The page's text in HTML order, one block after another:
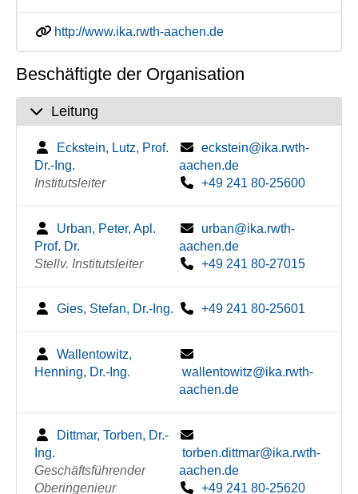
http://www.ika.rwth-aachen.de
Beschäftigte der Organisation
Leitung
Eckstein, Lutz, Prof.
Dr.-Ing.
Institutsleiter
eckstein@ika.rwth-
aachen.de
+49 241 80-25600
Urban, Peter, Apl.
Prof. Dr.
Stellv. Institutsleiter
urban@ika.rwth-
aachen.de
+49 241 80-27015
Gies, Stefan, Dr.-Ing. +49 241 80-25601
Wallentowitz,
Henning, Dr.-Ing.
wallentowitz@ika.rwth-
aachen.de
Dittmar, Torben, Dr.-
Ing.
Geschäftsführender
Oberingenieur
torben.dittmar@ika.rwth-
aachen.de
+49 241 80-25620